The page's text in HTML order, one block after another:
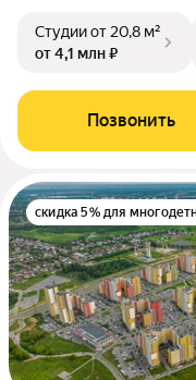
Студииот 20,8 м²
от 4,1 млн ₽
Позвонить
скидка 5% для